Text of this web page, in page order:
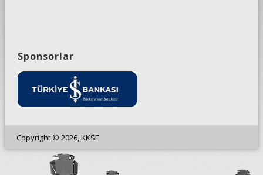
Sponsorlar
Copyright © 2026, KKSF